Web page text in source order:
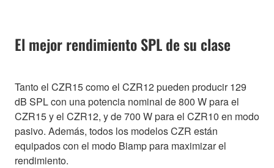
El mejor rendimiento SPL de su clase
Tanto el CZR15 como el CZR12 pueden producir 129
dB SPL con una potencia nominal de 800 W para el
CZR15 y el CZR12, y de 700 W para el CZR10 en modo
pasivo. Además, todos los modelos CZR están
equipados con el modo Biamp para maximizar el
rendimiento.